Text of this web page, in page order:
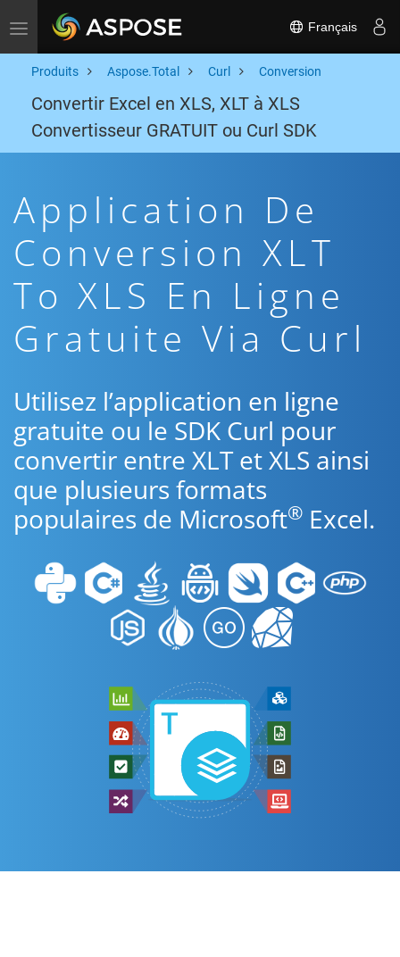
Toggle navigation Français
Produits Aspose.Total Curl Conversion
Convertir Excel en XLS, XLT à XLS
Convertisseur GRATUIT ou Curl SDK
Application De
Conversion XLT
To XLS En Ligne
Gratuite Via Curl
Utilisez l’application en ligne
gratuite ou le SDK Curl pour
convertir entre XLT et XLS ainsi
que plusieurs formats
populaires de Microsoft® Excel.